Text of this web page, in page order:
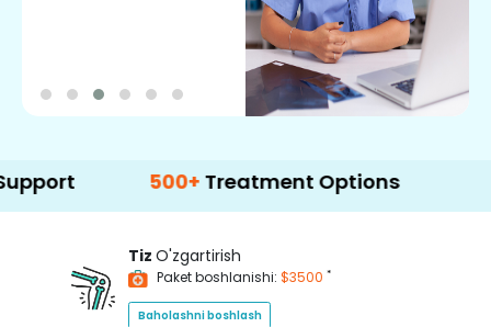
500+ Treatment Options
Tiz O'zgartirish
Paket boshlanishi: $3500 *
Baholashni boshlash